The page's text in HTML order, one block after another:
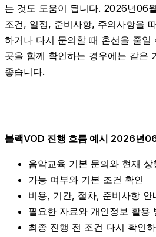
는 것도 도움이 됩니다. 2026년06
조건, 일정, 준비사항, 주의사항을
하거나 다시 문의할 때 혼선을 줄일
곳을 함께 확인하는 경우에는 같은
좋습니다.
블랙VOD 진행 흐름 예시 2026년
음악교육 기본 문의와 현재 상
가능 여부와 기본 조건 확인
비용, 기간, 절차, 준비사항 안
필요한 자료와 개인정보 활용
최종 진행 전 조건 다시 확인